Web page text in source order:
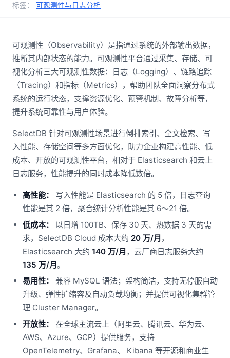
标签： 可观测性与日志分析
可观测性（Observability）是指通过系统的外部输出数据，
推断其内部状态的能力。可观测性平台通过采集、存储、可
视化分析三大可观测性数据：日志（Logging）、链路追踪
（Tracing）和指标（Metrics），帮助团队全面洞察分布式
系统的运行状态，支撑资源优化、预警机制、故障分析等，
提升系统可靠性与用户体验。
SelectDB 针对可观测性场景进行倒排索引、全文检索、写
入性能、存储空间等多方面优化，助力企业构建高性能、低
成本、开放的可观测性平台，相对于 Elasticsearch 和云上
日志服务，性能提升的同时成本降低数倍。
高性能：
写入性能是 Elasticsearch 的 5 倍，日志查询
性能是其 2 倍，聚合统计分析性能是其 6～21 倍。
低成本：
以日增 100TB、保存 30 天、热数据 3 天的需
求，SelectDB Cloud 成本大约 20 万/月 ，
Elasticsearch 大约 140 万/月 ，云厂商日志服务大约
135 万/月。
易用性：
兼容 MySQL 语法；架构简洁，支持无停服自动
升级、弹性扩缩容及自动负载均衡；并提供可视化集群管
理 Cluster Manager。
开放性：
在全球主流云上（阿里云、腾讯云、华为云、
AWS、Azure、GCP）提供服务，支持
OpenTelemetry、Grafana、 Kibana 等开源和商业生